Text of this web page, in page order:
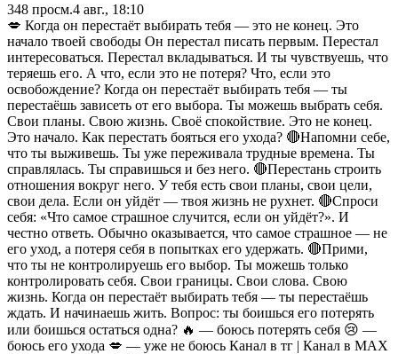
348 просм.4 авг., 18:10
💋 Когда он перестаёт выбирать тебя — это не конец. Это
начало твоей свободы Он перестал писать первым. Перестал
интересоваться. Перестал вкладываться. И ты чувствуешь, что
теряешь его. А что, если это не потеря? Что, если это
освобождение? Когда он перестаёт выбирать тебя — ты
перестаёшь зависеть от его выбора. Ты можешь выбрать себя.
Свои планы. Свою жизнь. Своё спокойствие. Это не конец.
Это начало. Как перестать бояться его ухода? 🔴Напомни себе,
что ты выживешь. Ты уже переживала трудные времена. Ты
справлялась. Ты справишься и без него. 🔴Перестань строить
отношения вокруг него. У тебя есть свои планы, свои цели,
свои дела. Если он уйдёт — твоя жизнь не рухнет. 🔴Спроси
себя: «Что самое страшное случится, если он уйдёт?». И
честно ответь. Обычно оказывается, что самое страшное — не
его уход, а потеря себя в попытках его удержать. 🔴Прими,
что ты не контролируешь его выбор. Ты можешь только
контролировать себя. Свои границы. Свои слова. Свою
жизнь. Когда он перестаёт выбирать тебя — ты перестаёшь
ждать. И начинаешь жить. Вопрос: ты боишься его потерять
или боишься остаться одна? 🔥 — боюсь потерять себя 😢 —
боюсь его ухода 💋 — уже не боюсь Канал в тг | Канал в МАХ